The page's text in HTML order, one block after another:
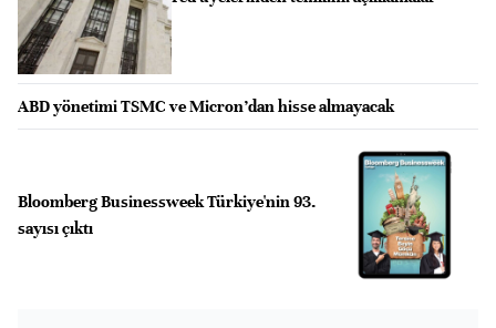
ABD yönetimi TSMC ve Micron’dan hisse almayacak
Bloomberg Businessweek Türkiye'nin 93.
sayısı çıktı